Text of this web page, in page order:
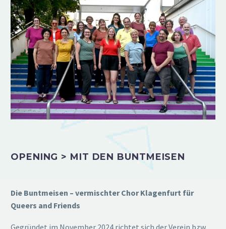
OPENING > MIT DEN BUNTMEISEN
Die Buntmeisen – vermischter Chor Klagenfurt für
Queers and Friends
Gegründet im November 2024 richtet sich der Verein bzw.